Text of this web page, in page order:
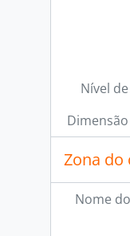
Nível
Zona do
Nome